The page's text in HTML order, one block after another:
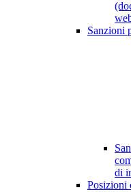
Sanzioni
di
Posizioni